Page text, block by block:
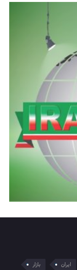
ایران
بازار